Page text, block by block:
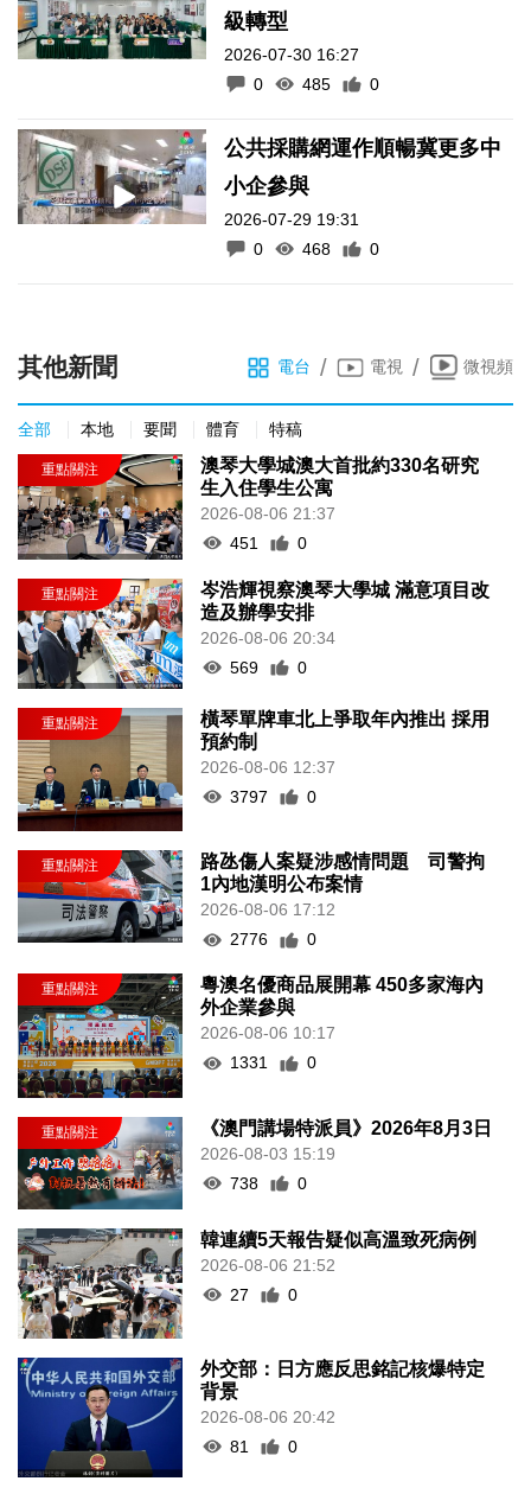
級轉型
2026-07-30 16:27
0
485 0
公共採購網運作順暢冀更多中
小企參與
2026-07-29 19:31
0
468 0
其他新聞 電台 / 電視 / 微視頻
全部 本地 要聞 體育 特稿
澳琴大學城澳大首批約330名研究
生入住學生公寓
2026-08-06 21:37
451
0
岑浩輝視察澳琴大學城 滿意項目改
造及辦學安排
2026-08-06 20:34
569
0
橫琴單牌車北上爭取年內推出 採用
預約制
2026-08-06 12:37
3797
0
路氹傷人案疑涉感情問題 司警拘
1內地漢明公布案情
2026-08-06 17:12
2776
0
粵澳名優商品展開幕 450多家海內
外企業參與
2026-08-06 10:17
1331
0
《澳門講場特派員》2026年8月3日
2026-08-03 15:19
738
0
韓連續5天報告疑似高溫致死病例
2026-08-06 21:52
27
0
外交部：日方應反思銘記核爆特定
背景
2026-08-06 20:42
81
0